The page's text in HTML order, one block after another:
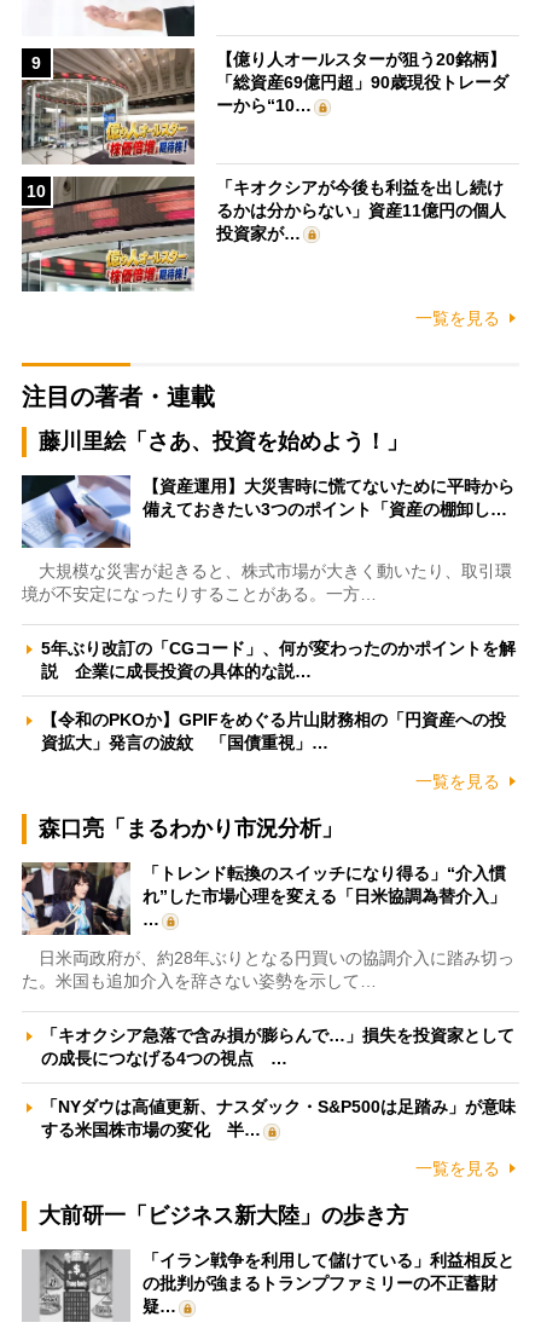
9
【億り人オールスターが狙う20銘柄】
「総資産69億円超」90歳現役トレーダ
ーから“10…
10
「キオクシアが今後も利益を出し続け
るかは分からない」資産11億円の個人
投資家が…
一覧を見る
注目の著者・連載
藤川里絵「さあ、投資を始めよう！」
【資産運用】大災害時に慌てないために平時から
備えておきたい3つのポイント「資産の棚卸し…
大規模な災害が起きると、株式市場が大きく動いたり、取引環
境が不安定になったりすることがある。一方…
5年ぶり改訂の「CGコード」、何が変わったのかポイントを解
説 企業に成長投資の具体的な説…
【令和のPKOか】GPIFをめぐる片山財務相の「円資産への投
資拡大」発言の波紋 「国債重視」…
一覧を見る
森口亮「まるわかり市況分析」
「トレンド転換のスイッチになり得る」“介入慣
れ”した市場心理を変える「日米協調為替介入」
…
日米両政府が、約28年ぶりとなる円買いの協調介入に踏み切っ
た。米国も追加介入を辞さない姿勢を示して…
「キオクシア急落で含み損が膨らんで…」損失を投資家として
の成長につなげる4つの視点 …
「NYダウは高値更新、ナスダック・S&P500は足踏み」が意味
する米国株市場の変化 半…
一覧を見る
大前研一「ビジネス新大陸」の歩き方
「イラン戦争を利用して儲けている」利益相反と
の批判が強まるトランプファミリーの不正蓄財
疑…